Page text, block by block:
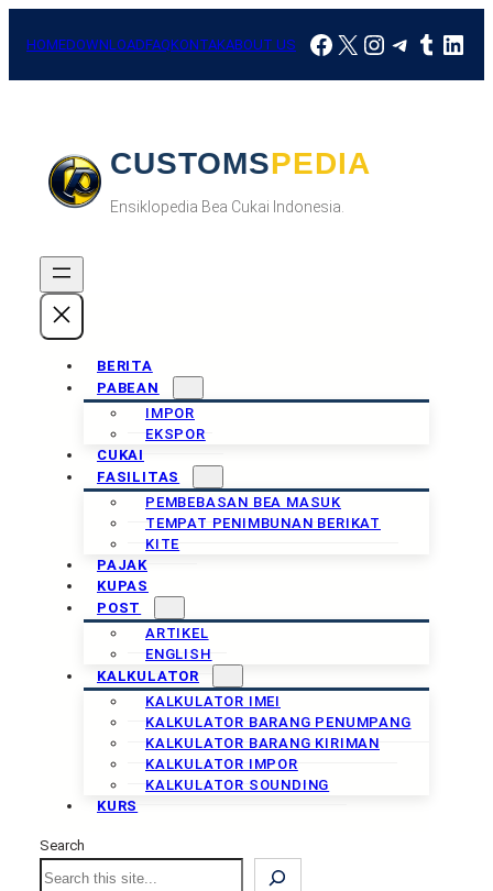
HOMEDOWNLOADFAQKONTAKABOUT US Facebook
X Instagram
CUSTOMSPEDIA
Ensiklopedia Bea Cukai Indonesia.
BERITA
PABEAN
IMPOR
EKSPOR
CUKAI
FASILITAS
PEMBEBASAN BEA MASUK
TEMPAT PENIMBUNAN BERIKAT
KITE
PAJAK
KUPAS
POST
ARTIKEL
ENGLISH
KALKULATOR
KALKULATOR IMEI
KALKULATOR BARANG PENUMPANG
KALKULATOR BARANG KIRIMAN
KALKULATOR IMPOR
KALKULATOR SOUNDING
KURS
Search
Search